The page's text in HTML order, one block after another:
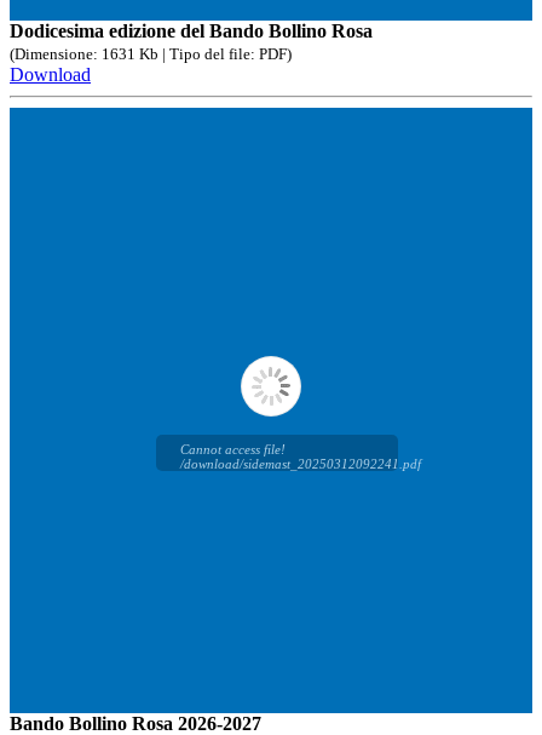
Dodicesima edizione del Bando Bollino Rosa
(Dimensione: 1631 Kb | Tipo del file: PDF)
Download
Cannot access file!
/download/sidemast_20250312092241.pdf
Bando Bollino Rosa 2026-2027